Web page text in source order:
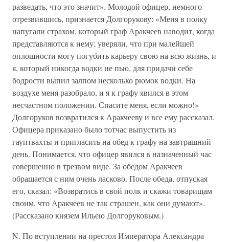
разведать, что это значит». Молодой офицер, немного
отрезвившись, признается Долгорукову: «Меня в полку
напугали страхом, который граф Аракчеев наводит, когда
представляются к нему; уверяли, что при малейшей
оплошности могу погубить карьеру свою на всю жизнь, и
я, который никогда водки не пью, для придачи себе
бодрости выпил залпом несколько рюмок водки. На
воздухе меня разобрало, и я к графу явился в этом
несчастном положении. Спасите меня, если можно!»
Долгоруков возвратился к Аракчееву и все ему рассказал.
Офицера приказано было тотчас выпустить из
гауптвахты и пригласить на обед к графу на завтрашний
день. Понимается, что офицер явился в назначенный час
совершенно в трезвом виде. За обедом Аракчеев
обращается с ним очень ласково. После обеда, отпуская
его, сказал: «Возвратись в свой полк и скажи товарищам
своим, что Аракчеев не так страшен, как они думают».
(Рассказано князем Ильею Долгоруковым.)
N. По вступлении на престол Императора Александра